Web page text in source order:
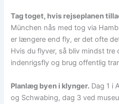
Tag toget, hvis rejseplanen
München nås med tog via
er længere end fly, er det ofte
Hvis du flyver, så bliv mindst tre
indenrigsfly og brug offentlig
Planlæg byen i klynger. Dag 1 i
og Schwabing, dag 3 ved